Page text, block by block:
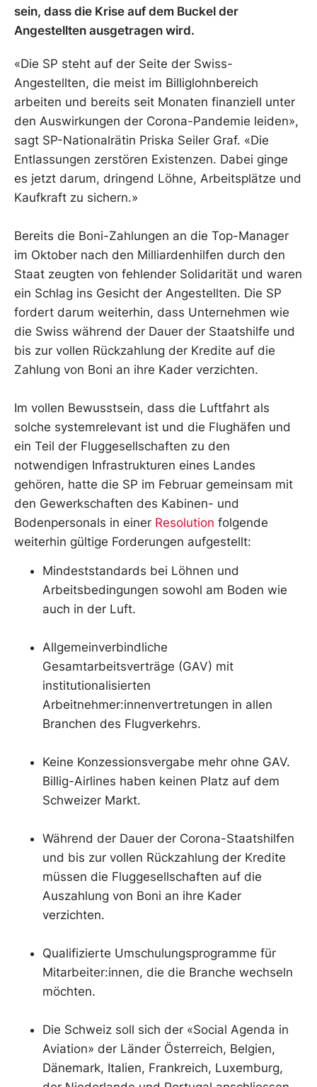
sein, dass die Krise auf dem Buckel der
Angestellten ausgetragen wird.
«Die SP steht auf der Seite der Swiss-
Angestellten, die meist im Billiglohnbereich
arbeiten und bereits seit Monaten finanziell unter
den Auswirkungen der Corona-Pandemie leiden»,
sagt SP-Nationalrätin Priska Seiler Graf. «Die
Entlassungen zerstören Existenzen. Dabei ginge
es jetzt darum, dringend Löhne, Arbeitsplätze und
Kaufkraft zu sichern.»
Bereits die Boni-Zahlungen an die Top-Manager
im Oktober nach den Milliardenhilfen durch den
Staat zeugten von fehlender Solidarität und waren
ein Schlag ins Gesicht der Angestellten. Die SP
fordert darum weiterhin, dass Unternehmen wie
die Swiss während der Dauer der Staatshilfe und
bis zur vollen Rückzahlung der Kredite auf die
Zahlung von Boni an ihre Kader verzichten.
Im vollen Bewusstsein, dass die Luftfahrt als
solche systemrelevant ist und die Flughäfen und
ein Teil der Fluggesellschaften zu den
notwendigen Infrastrukturen eines Landes
gehören, hatte die SP im Februar gemeinsam mit
den Gewerkschaften des Kabinen- und
Bodenpersonals in einer Resolution folgende
weiterhin gültige Forderungen aufgestellt:
Mindeststandards bei Löhnen und
Arbeitsbedingungen sowohl am Boden wie
auch in der Luft.
Allgemeinverbindliche
Gesamtarbeitsverträge (GAV) mit
institutionalisierten
Arbeitnehmer:innenvertretungen in allen
Branchen des Flugverkehrs.
Keine Konzessionsvergabe mehr ohne GAV.
Billig-Airlines haben keinen Platz auf dem
Schweizer Markt.
Während der Dauer der Corona-Staatshilfen
und bis zur vollen Rückzahlung der Kredite
müssen die Fluggesellschaften auf die
Auszahlung von Boni an ihre Kader
verzichten.
Qualifizierte Umschulungsprogramme für
Mitarbeiter:innen, die die Branche wechseln
möchten.
Die Schweiz soll sich der «Social Agenda in
Aviation» der Länder Österreich, Belgien,
Dänemark, Italien, Frankreich, Luxemburg,